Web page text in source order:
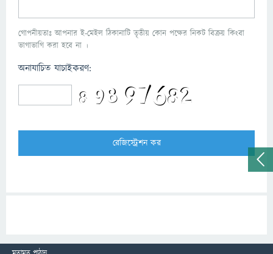
গোপনীয়তাঃ আপনার ই-মেইল ঠিকানাটি তৃতীয় কোন পক্ষের নিকট বিক্রয় কিংবা
ভাগাভাগি করা হবে না ।
অনাযাচিত যাচাইকরণ: